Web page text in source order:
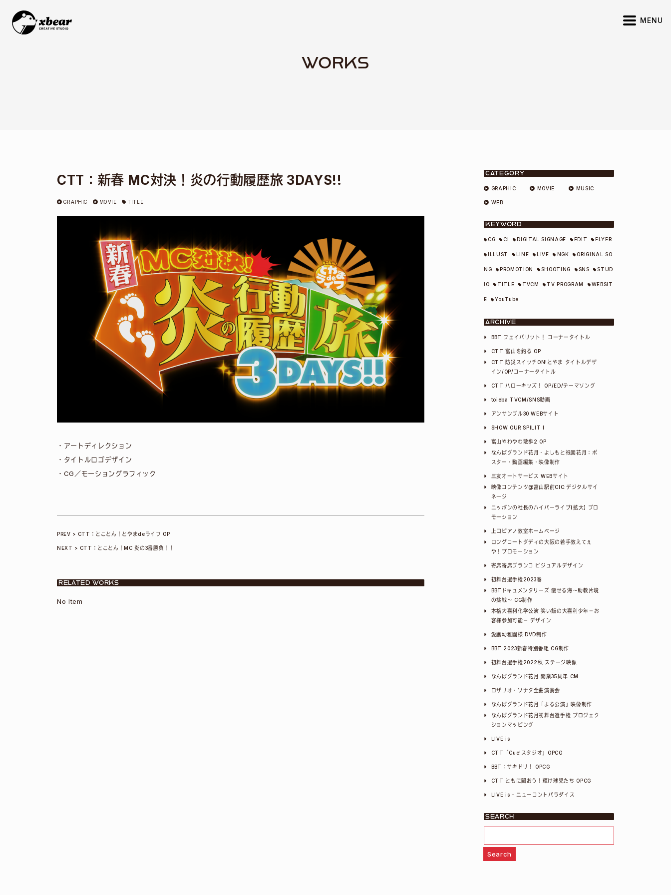
MENU
WORKS
CTT：新春 MC対決！炎の行動履歴旅 3DAYS!!
GRAPHIC MOVIE TITLE
・アートディレクション
・タイトルロゴデザイン
・CG／モーショングラフィック
投
ナ
CTT：とことん！とやまdeライフ OP
CTT：とことん！MC 炎の3番勝負！！
RELATED WORKS
No Item
CATEGORY
GRAPHIC MOVIE MUSIC
WEB
KEYWORD
CG CI DIGITAL SIGNAGE EDIT FLYER
ILLUST LINE LIVE NGK ORIGINAL SO
NG PROMOTION SHOOTING SNS STUD
IO TITLE TVCM TV PROGRAM WEBSIT
E YouTube
ARCHIVE
BBT フェイバリット！ コーナータイトル
CTT 富山を釣る OP
CTT 防災スイッチON!とやま タイトルデザ
イン/OP/コーナータイトル
CTT ハローキッズ！ OP/ED/テーマソング
toieba TVCM/SNS動画
アンサンブル30 WEBサイト
SHOW OUR SPILIT I
富山やわやわ散歩2 OP
なんばグランド花月・よしもと祇園花月：ポ
スター・動画編集・映像制作
三友オートサービス WEBサイト
映像コンテンツ@富山駅前CIC:デジタルサイ
ネージ
ニッポンの社長のハイパーライブ(拡大) プロ
モーション
上口ピアノ教室ホームページ
ロングコートダディの大阪の若手教えてぇ
や！プロモーション
寄席寄席ブランコ ビジュアルデザイン
初舞台選手権2023春
BBTドキュメンタリーズ 痩せる海～助教片境
の挑戦～ CG制作
本格大喜利化学公演 笑い飯の大喜利少年－お
客様参加可能－ デザイン
愛護幼稚園様 DVD制作
BBT 2023新春特別番組 CG制作
初舞台選手権2022秋 ステージ映像
なんばグランド花月 開業35周年 CM
ロザリオ・ソナタ全曲演奏会
なんばグランド花月「よる公演」映像制作
なんばグランド花月初舞台選手権 プロジェク
ションマッピング
LIVE is
CTT「Cue!スタジオ」OPCG
BBT：サキドリ！ OPCG
CTT ともに闘おう！輝け球児たち OPCG
LIVE is – ニューコントパラダイス
SEARCH